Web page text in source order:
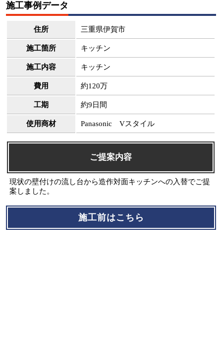
施工事例データ
住所 三重県伊賀市
施工箇所 キッチン
施工内容 キッチン
費用 約120万
工期 約9日間
使用商材 Panasonic Vスタイル
ご提案内容
現状の壁付けの流し台から造作対面キッチンへの入替でご提
案しました。
施工前はこちら